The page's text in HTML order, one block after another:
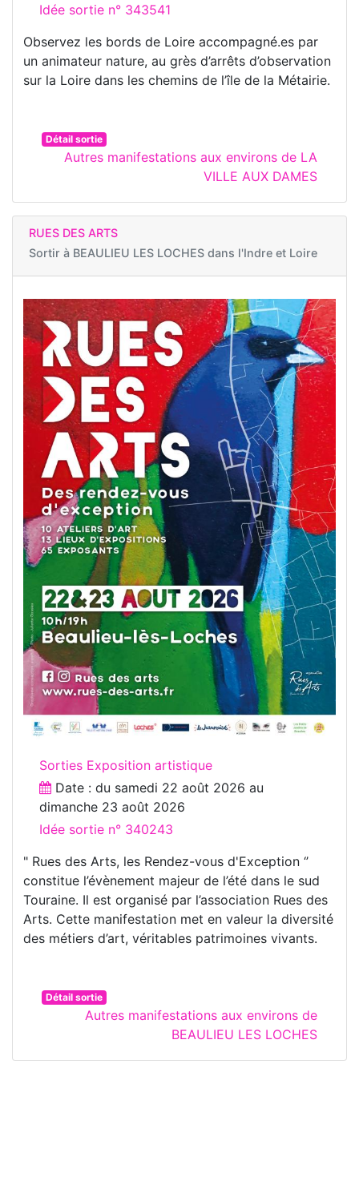
Idée sortie n° 343541
Observez les bords de Loire accompagné.es par
un animateur nature, au grès d’arrêts d’observation
sur la Loire dans les chemins de l’île de la Métairie.
Détail sortie
Autres manifestations aux environs de LA
VILLE AUX DAMES
RUES DES ARTS
Sortir à BEAULIEU LES LOCHES dans l'Indre et Loire
Sorties Exposition artistique
Date : du samedi 22 août 2026 au
dimanche 23 août 2026
Idée sortie n° 340243
" Rues des Arts, les Rendez-vous d'Exception ‘’
constitue l’évènement majeur de l’été dans le sud
Touraine. Il est organisé par l’association Rues des
Arts. Cette manifestation met en valeur la diversité
des métiers d’art, véritables patrimoines vivants.
Détail sortie
Autres manifestations aux environs de
BEAULIEU LES LOCHES